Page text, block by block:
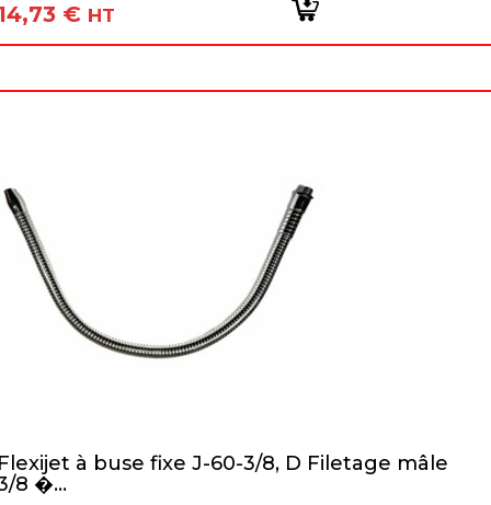
€ HT
à buse fixe J-60-3/8, D Filetage mâle
8 �...